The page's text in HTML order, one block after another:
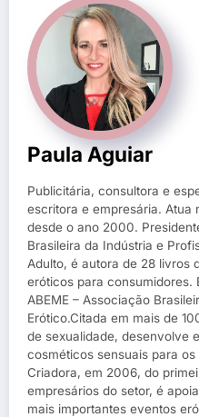
Paula Aguiar
Publicitária, consultora e
escritora e empresária. Atua
desde o ano 2000.
Brasileira da Indústria e
Adulto, é autora de 28 livros
eróticos para consumidores.
ABEME – Associação
Erótico.Citada em mais de
de sexualidade, desenvolve
cosméticos sensuais para
Criadora, em 2006, do
empresários do setor, é
mais importantes eventos